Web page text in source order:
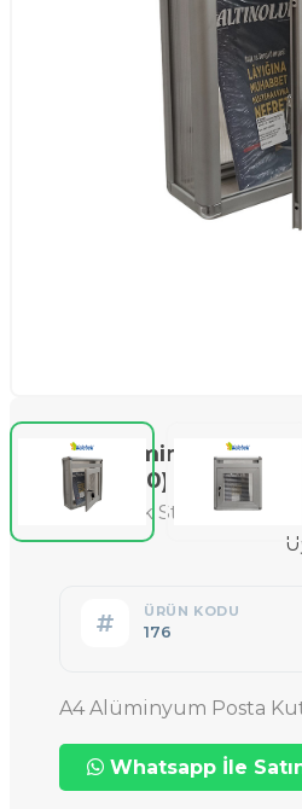
A4 Alüminyum
(MD1400)
Örümcek Stand
ÜRÜN KODU
176
A4 Alüminyum Posta
Whatsapp İle